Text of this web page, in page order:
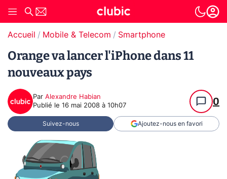
Accueil Mobile & Telecom Smartphone
Orange va lancer l'iPhone dans 11
nouveaux pays
Par Alexandre Habian
Publié le 16 mai 2008 à 10h07 0
Suivez-nous Ajoutez-nous en favori